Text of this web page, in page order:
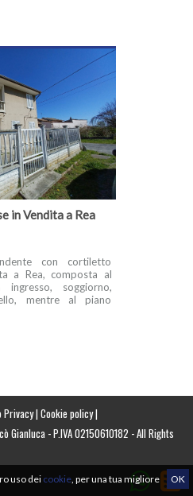
in Vendita a Rea
con cortiletto
a Rea, composta al
soggiorno,
mentre al piano
Privacy| Cookie policy|
- P.IVA 02150610182 - All Rights
uso dei cookie, per una tua migliore
OK